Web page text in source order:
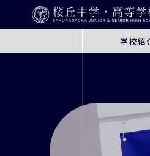
学校紹
桜丘とは
指導方針